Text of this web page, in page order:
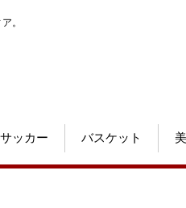
。
サッカー バスケット